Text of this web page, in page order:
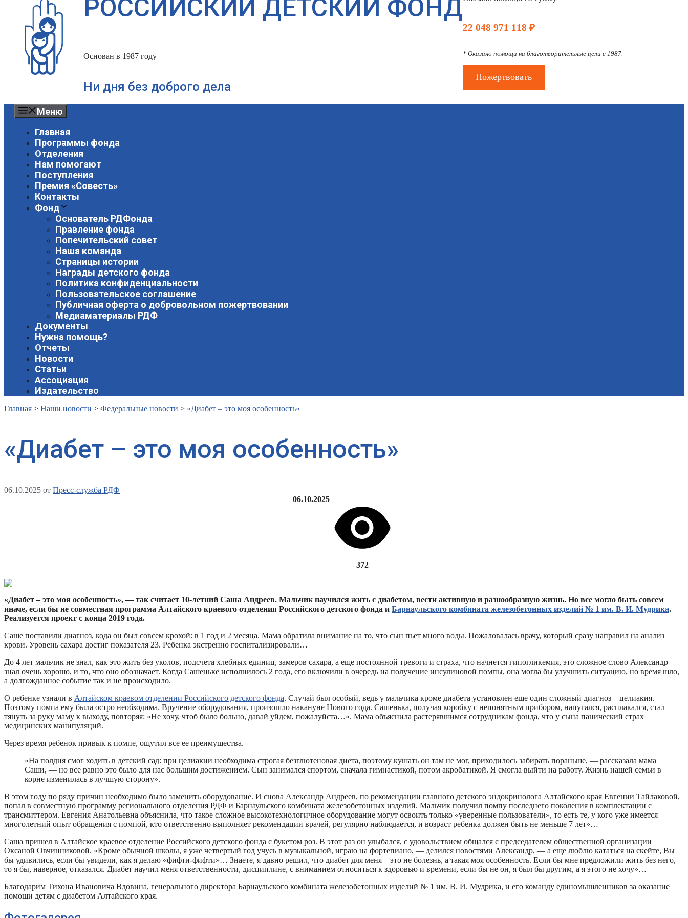
РОССИЙСКИЙ ДЕТСКИЙ ФОНД
Основан в 1987 году
Ни дня без доброго дела
22 048 971 118 ₽
* Оказано помощи на благотворительные цели с 1987.
Пожертвовать
Меню
Главная
Программы фонда
Отделения
Нам помогают
Поступления
Премия «Совесть»
Контакты
Фонд
Основатель РДФонда
Правление фонда
Попечительский совет
Наша команда
Страницы истории
Награды детского фонда
Политика конфиденциальности
Пользовательское соглашение
Публичная оферта о добровольном пожертвовании
Медиаматериалы РДФ
Документы
Нужна помощь?
Отчеты
Новости
Статьи
Ассоциация
Издательство
Главная > Наши новости > Федеральные новости > «Диабет – это моя особенность»
«Диабет – это моя особенность»
06.10.2025 от Пресс-служба РДФ
06.10.2025
372
«Диабет – это моя особенность», —так считает 10-летний Саша Андреев. Мальчик научился жить с диабетом, вести активную и разнообразную жизнь. Но все могло быть совсем
иначе, если бы не совместная программа Алтайского краевого отделения Российского детского фонда и Барнаульского комбината железобетонных изделий № 1 им. В. И. Мудрика.
Реализуется проект с конца 2019 года.
Саше поставили диагноз, кода он был совсем крохой: в 1 год и 2 месяца. Мама обратила внимание на то, что сын пьет много воды. Пожаловалась врачу, который сразу направил на анализ
крови. Уровень сахара достиг показателя 23. Ребенка экстренно госпитализировали…
До 4 лет мальчик не знал, как это жить без уколов, подсчета хлебных единиц, замеров сахара, а еще постоянной тревоги и страха, что начнется гипогликемия, это сложное слово Александр
знал очень хорошо, и то, что оно обозначает. Когда Сашеньке исполнилось 2 года, его включили в очередь на получение инсулиновой помпы, она могла бы улучшить ситуацию, но время шло,
а долгожданное событие так и не происходило.
О ребенке узнали в Алтайском краевом отделении Российского детского фонда. Случай был особый, ведь у мальчика кроме диабета установлен еще один сложный диагноз – целиакия.
Поэтому помпа ему была остро необходима. Вручение оборудования, произошло накануне Нового года. Сашенька, получая коробку с непонятным прибором, напугался, расплакался, стал
тянуть за руку маму к выходу, повторяя: «Не хочу, чтоб было больно, давай уйдем, пожалуйста…». Мама объяснила растерявшимся сотрудникам фонда, что у сына панический страх
медицинских манипуляций.
Через время ребенок привык к помпе, ощутил все ее преимущества.
«На полдня смог ходить в детский сад: при целиакии необходима строгая безглютеновая диета, поэтому кушать он там не мог, приходилось забирать пораньше, — рассказала мама
Саши, — но все равно это было для нас большим достижением. Сын занимался спортом, сначала гимнастикой, потом акробатикой. Я смогла выйти на работу. Жизнь нашей семьи в
корне изменилась в лучшую сторону».
В этом году по ряду причин необходимо было заменить оборудование. И снова Александр Андреев, по рекомендации главного детского эндокринолога Алтайского края Евгении Тайлаковой,
попал в совместную программу регионального отделения РДФ и Барнаульского комбината железобетонных изделий. Мальчик получил помпу последнего поколения в комплектации с
трансмиттером. Евгения Анатольевна объяснила, что такое сложное высокотехнологичное оборудование могут освоить только «уверенные пользователи», то есть те, у кого уже имеется
многолетний опыт обращения с помпой, кто ответственно выполняет рекомендации врачей, регулярно наблюдается, и возраст ребенка должен быть не меньше 7 лет»…
Саша пришел в Алтайское краевое отделение Российского детского фонда с букетом роз. В этот раз он улыбался, с удовольствием общался с председателем общественной организации
Оксаной Овчинниковой. «Кроме обычной школы, я уже четвертый год учусь в музыкальной, играю на фортепиано, — делился новостями Александр, — а еще люблю кататься на скейте, Вы
бы удивились, если бы увидели, как я делаю «фифти-фифти»… Знаете, я давно решил, что диабет для меня – это не болезнь, а такая моя особенность. Если бы мне предложили жить без него,
то я бы, наверное, отказался. Диабет научил меня ответственности, дисциплине, с вниманием относиться к здоровью и времени, если бы не он, я был бы другим, а я этого не хочу»…
Благодарим Тихона Ивановича Вдовина, генерального директора Барнаульского комбината железобетонных изделий № 1 им. В. И. Мудрика, и его команду единомышленников за оказание
помощи детям с диабетом Алтайского края.